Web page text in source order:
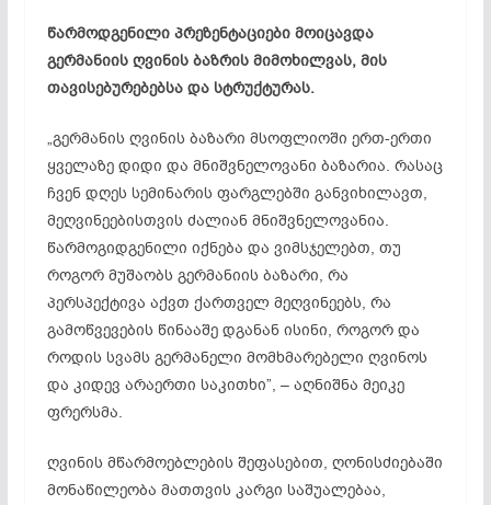
წარმოდგენილი პრეზენტაციები მოიცავდა
გერმანიის ღვინის ბაზრის მიმოხილვას, მის
თავისებურებებსა და სტრუქტურას.
„გერმანის ღვინის ბაზარი მსოფლიოში ერთ-ერთი
ყველაზე დიდი და მნიშვნელოვანი ბაზარია. რასაც
ჩვენ დღეს სემინარის ფარგლებში განვიხილავთ,
მეღვინეებისთვის ძალიან მნიშვნელოვანია.
წარმოგიდგენილი იქნება და ვიმსჯელებთ, თუ
როგორ მუშაობს გერმანიის ბაზარი, რა
პერსპექტივა აქვთ ქართველ მეღვინეებს, რა
გამოწვევების წინააშე დგანან ისინი, როგორ და
როდის სვამს გერმანელი მომხმარებელი ღვინოს
და კიდევ არაერთი საკითხი”, – აღნიშნა მეიკე
ფრერსმა.
ღვინის მწარმოებლების შეფასებით, ღონისძიებაში
მონაწილეობა მათთვის კარგი საშუალებაა,